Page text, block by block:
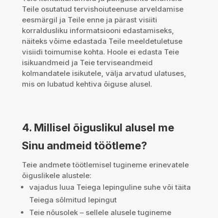
Teile osutatud tervishoiuteenuse arveldamise
eesmärgil ja Teile enne ja pärast visiiti
korraldusliku informatsiooni edastamiseks,
näiteks võime edastada Teile meeldetuletuse
visiidi toimumise kohta. Hoole ei edasta Teie
isikuandmeid ja Teie terviseandmeid
kolmandatele isikutele, välja arvatud ulatuses,
mis on lubatud kehtiva õiguse alusel.
4. Millisel õiguslikul alusel me
Sinu andmeid töötleme?
Teie andmete töötlemisel tugineme erinevatele
õiguslikele alustele:
vajadus luua Teiega lepinguline suhe või täita
Teiega sõlmitud lepingut
Teie nõusolek – sellele alusele tugineme